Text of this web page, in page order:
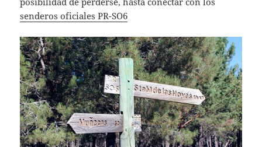
senderos oficiales PR-SO6